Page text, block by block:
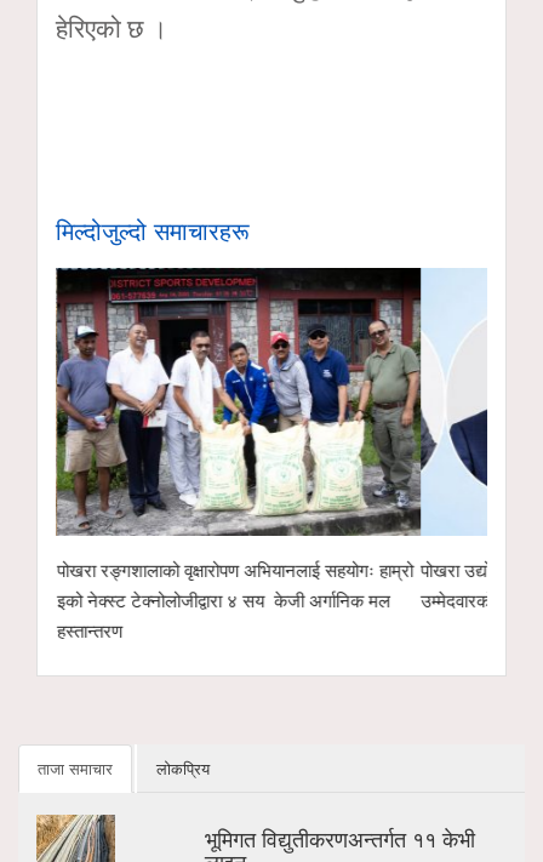
हेरिएको छ ।
मिल्दोजुल्दो समाचारहरू
पोखरा रङ्गशालाको वृक्षारोपण अभियानलाई सहयोगः हाम्रो
इको नेक्स्ट टेक्नोलोजीद्वारा ४ सय केजी अर्गानिक मल
हस्तान्तरण
पोखरा उद्योग
उम्मेदवारको
ताजा समाचार लोकप्रिय
भूमिगत विद्युतीकरणअन्तर्गत ११ केभी